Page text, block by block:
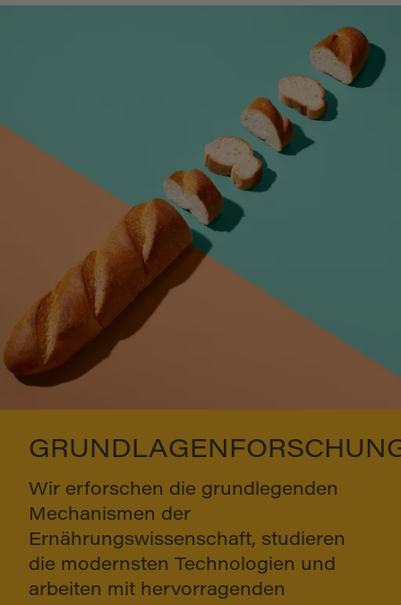
Wir erforschen die grundlegenden
Mechanismen der
Ernährungswissenschaft, studieren
die modernsten Technologien und
arbeiten mit hervorragenden